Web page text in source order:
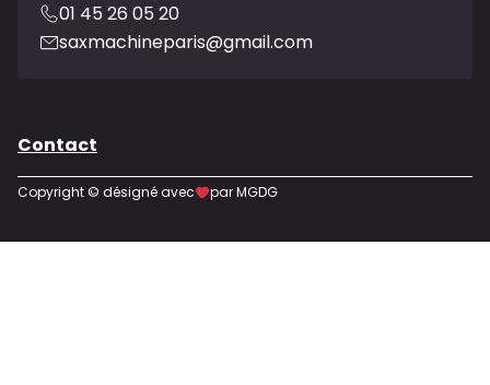
01 45 26 05 20
saxmachineparis@gmail.com
Contact
Copyright © désigné avec par MGDG